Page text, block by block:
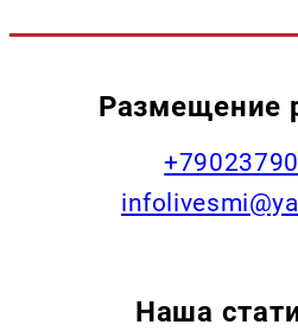
Размещение
Наша